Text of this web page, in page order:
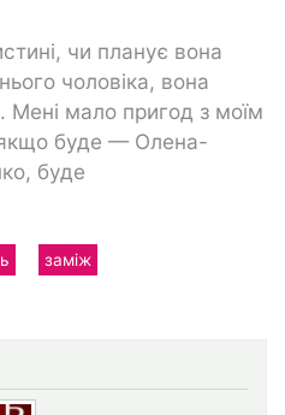
чи планує вона
чоловіка, вона
Мені мало пригод з моїм
якщо буде — Олена-
буде
заміж